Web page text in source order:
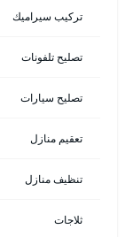
تركيب سيراميك
تصليح تلفونات
تصليح سيارات
تعقيم منازل
تنظيف منازل
ثلاجات